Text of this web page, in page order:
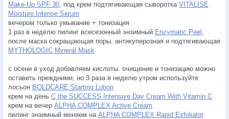
Make-Up SPF 30, под крем подтягивающая сыворотка VITALISE
Moisture Intense Serum
вечером только умывание + тонизация
1 раз в неделю пилинг всесезонный энзимный Enzymatic Peel ,
после маска сокращающая поры, антикуперозная и подтягивающая
MYTHOLOGIC Mineral Mask
с осени в уход добавляем кислоты. очищение и тонизацию можно
оставить преждними, но 3 раза в неделю утром используйте
лосьон BOLDCARE Starting Lotion
крем на день C the SUCCESS Intensive Day Cream With Vitamin C
крем на вечер ALPHA COMPLEX Active Cream
пилинг энзимный меняем на ALPHA COMPLEX Rapid Exfoliator.